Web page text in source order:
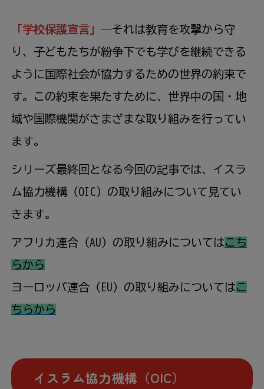
「学校保護宣言」―それは教育を攻撃から守
り、子どもたちが紛争下でも学びを継続できる
ように国際社会が協力するための世界の約束で
す。この約束を果たすために、世界中の国・地
域や国際機関がさまざまな取り組みを行ってい
ます。
シリーズ最終回となる今回の記事では、イスラ
ム協力機構（OIC）の取り組みについて見てい
きます。
アフリカ連合（AU）の取り組みについてはこち
らから
ヨーロッパ連合（EU）の取り組みについてはこ
ちらから
イスラム協力機構（OIC）